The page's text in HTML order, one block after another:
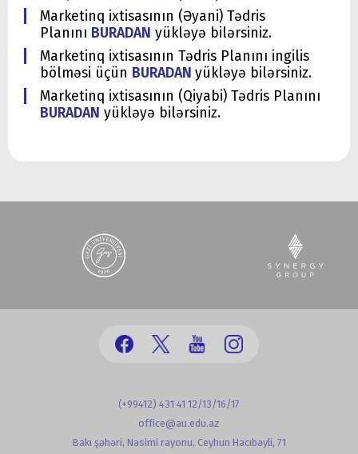
Marketinq ixtisasının (Əyani) Tədris
Planını BURADAN yükləyə bilərsiniz.
Marketinq ixtisasının Tədris Planını ingilis
bölməsi üçün BURADAN yükləyə bilərsiniz.
Marketinq ixtisasının (Qiyabi) Tədris Planını
BURADAN yükləyə bilərsiniz.
(+99412) 431 41 12/13/16/17
office@au.edu.az
Bakı şəhəri, Nəsimi rayonu, Ceyhun Hacıbəyli, 71